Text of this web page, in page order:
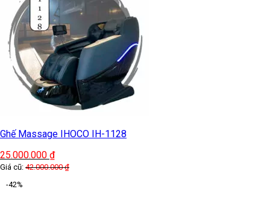
Ghế Massage IHOCO IH-1128
25.000.000 ₫
Giá cũ: 42.000.000₫
-42%